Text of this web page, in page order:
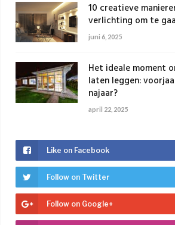
10 creatieve
verlichting om te
juni 6, 2025
Het ideale moment
laten leggen:
najaar?
april 22, 2025
Like on Facebook
Follow on Twitter
Follow on Google+